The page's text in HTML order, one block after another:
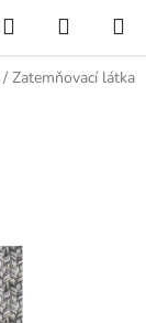
Hledat
KOŠÍK
/ Zatemňovací látka